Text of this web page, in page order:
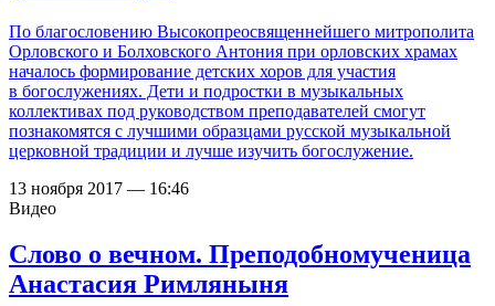
По благословению Высокопреосвященнейшего митрополита
Орловского и Болховского Антония при орловских храмах
началось формирование детских хоров для участия
в богослужениях. Дети и подростки в музыкальных
коллективах под руководством преподавателей смогут
познакомятся с лучшими образцами русской музыкальной
церковной традиции и лучше изучить богослужение.
13 ноября 2017 — 16:46
Видео
Слово о вечном. Преподобномученица
Анастасия Римляныня